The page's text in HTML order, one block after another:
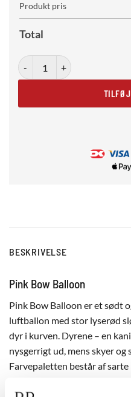
Produkt pris
Total
Pink Bow Balloon antal
TILFØJ
BESKRIVELSE
Pink Bow Balloon
Pink Bow Balloon er et sødt
luftballon med stor lyserød
dyr i kurven. Dyrene – en
nysgerrigt ud, mens skyer og
Farvepaletten består af